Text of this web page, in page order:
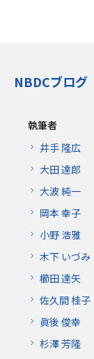
NBDCブログ
執筆者
井手 隆広
大田 達郎
大波 純一
岡本 幸子
小野 浩雅
木下 いづみ
櫛田 達矢
佐久間 桂子
眞後 俊幸
杉澤 芳隆